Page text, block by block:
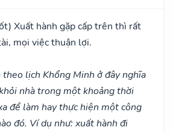
Xuất hành gặp cấp trên thì rất
mọi việc thuận lợi.
theo lịch Khổng Minh ở đây nghĩa
nhà trong một khoảng thời
để làm hay thực hiện một công
đó. Ví dụ như: xuất hành đi